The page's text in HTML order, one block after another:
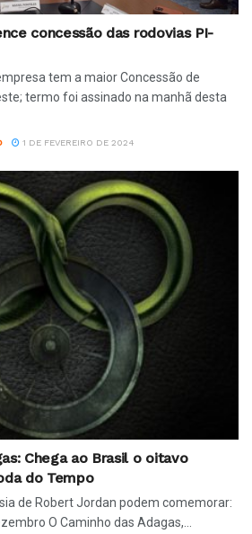
concessão das rodovias PI-
tem a maior Concessão de
termo foi assinado na manhã desta
1 DE FEVEREIRO DE 2024
Chega ao Brasil o oitavo
do Tempo
de Robert Jordan podem comemorar:
O Caminho das Adagas,...